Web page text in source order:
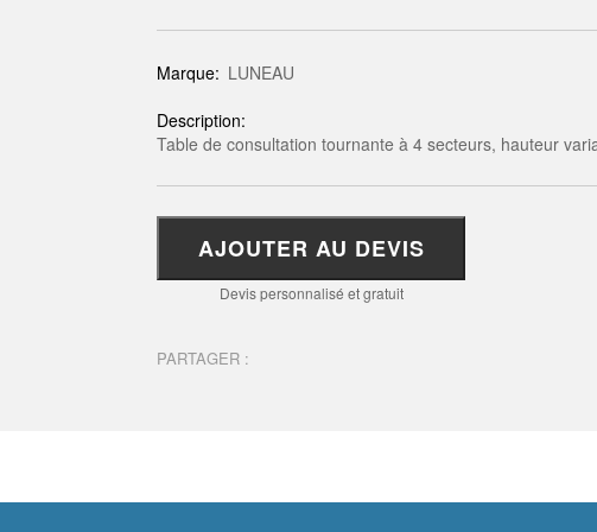
Marque: LUNEAU
Description:
Table de consultation tournante à 4 secteurs, hauteur
AJOUTER AU DEVIS
Devis personnalisé et gratuit
PARTAGER :